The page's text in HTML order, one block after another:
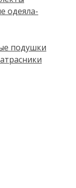
одеяла-
подушки